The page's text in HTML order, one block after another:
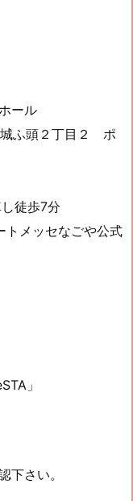
ール
城ふ頭２丁目２ ポ
徒歩7分
メッセなごや公式
」
下さい。